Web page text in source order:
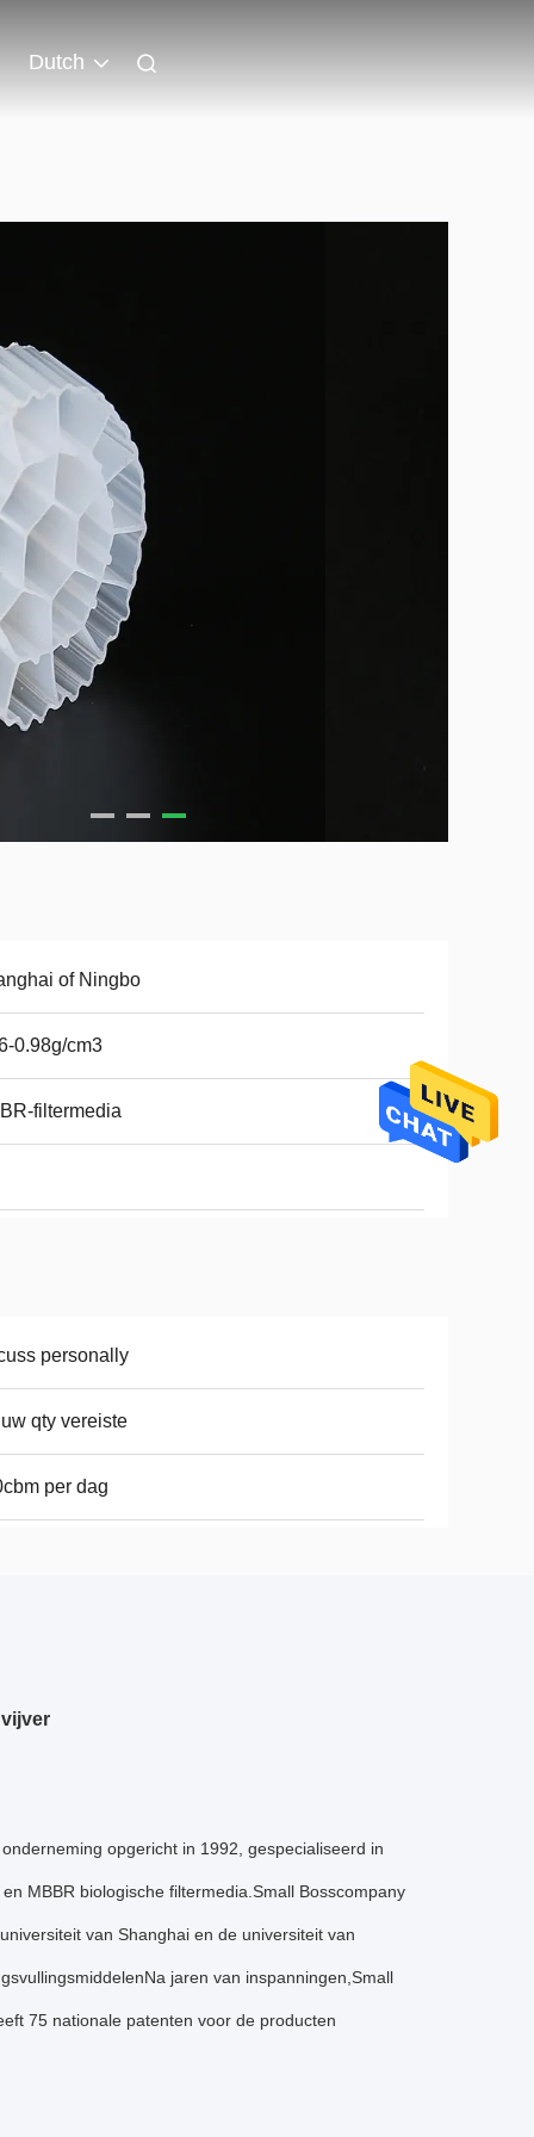
Dutch
of Ningbo
0.98g/cm3
filtermedia
personally
qty vereiste
per dag
opgericht in 1992, gespecialiseerd in
MBBR biologische filtermedia.Small Bosscompany
van Shanghai en de universiteit van
jaren van inspanningen,Small
75 nationale patenten voor de producten